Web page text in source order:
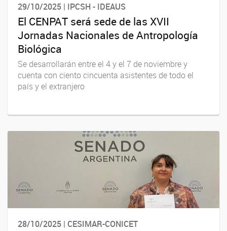
29/10/2025 | IPCSH - IDEAUS
El CENPAT será sede de las XVII
Jornadas Nacionales de Antropología
Biológica
Se desarrollarán entre el 4 y el 7 de noviembre y
cuenta con ciento cincuenta asistentes de todo el
país y el extranjero
28/10/2025 | CESIMAR-CONICET